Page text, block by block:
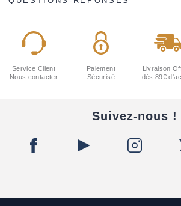
Service Client
Nous contacter
Paiement
Sécurisé
Livraison
dès 89€
Suivez-nous !